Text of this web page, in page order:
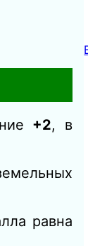
+2, в
равна